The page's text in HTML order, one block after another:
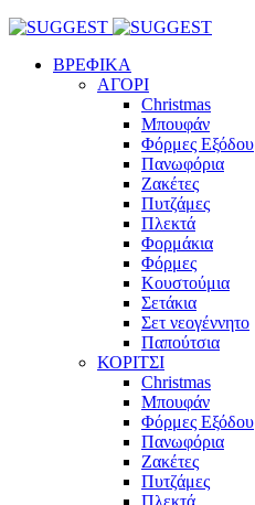
ΒΡΕΦΙΚΑ
ΑΓΟΡΙ
Christmas
Μπουφάν
Φόρμες Εξόδου
Πανωφόρια
Ζακέτες
Πυτζάμες
Πλεκτά
Φορμάκια
Φόρμες
Κουστούμια
Σετάκια
Σετ νεογέννητο
Παπούτσια
ΚΟΡΙΤΣΙ
Christmas
Μπουφάν
Φόρμες Εξόδου
Πανωφόρια
Ζακέτες
Πυτζάμες
Πλεκτά